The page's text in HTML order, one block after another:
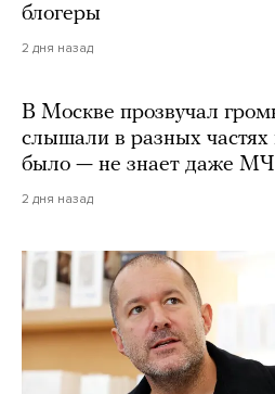
блогеры
2 дня назад
В Москве прозвучал
слышали в разных частях
было — не знает даже
2 дня назад